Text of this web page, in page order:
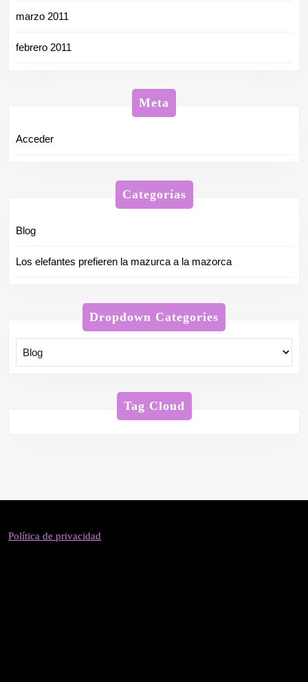
marzo 2011
febrero 2011
Meta
Acceder
Categorías
Blog
Los elefantes prefieren la mazurca a la mazorca
Dropdown Categories
Tag Cloud
Política de privacidad